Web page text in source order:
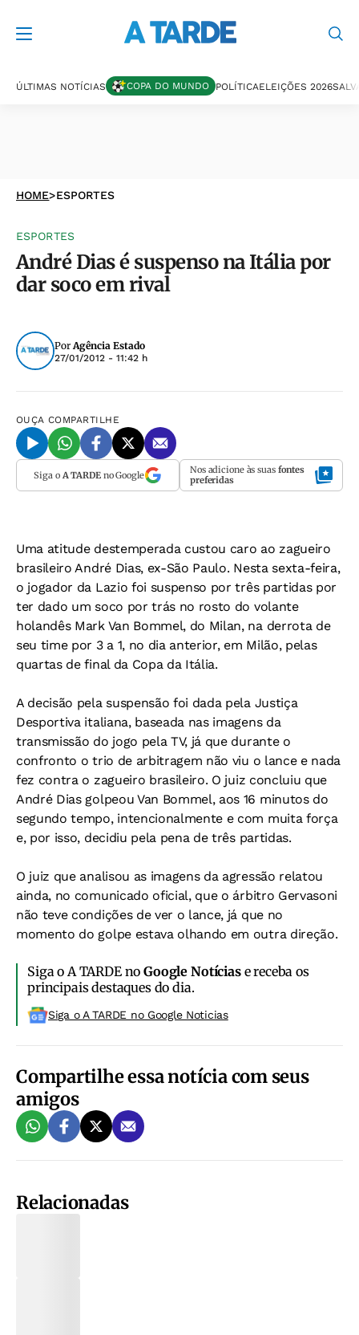
ÚLTIMAS NOTÍCIAS COPA DO MUNDO POLÍTICAELEIÇÕES 2026
HOME>ESPORTES
ESPORTES
André Dias é suspenso na Itália por
dar soco em rival
PorAgência Estado
27/01/2012 - 11:42 h
OUÇA COMPARTILHE
Siga o A TARDEno Google Nos adicione às suas fontes
preferidas
Uma atitude destemperada custou caro ao zagueiro
brasileiro André Dias, ex-São Paulo. Nesta sexta-feira,
o jogador da Lazio foi suspenso por três partidas por
ter dado um soco por trás no rosto do volante
holandês Mark Van Bommel, do Milan, na derrota de
seu time por 3 a 1, no dia anterior, em Milão, pelas
quartas de final da Copa da Itália.
A decisão pela suspensão foi dada pela Justiça
Desportiva italiana, baseada nas imagens da
transmissão do jogo pela TV, já que durante o
confronto o trio de arbitragem não viu o lance e nada
fez contra o zagueiro brasileiro. O juiz concluiu que
André Dias golpeou Van Bommel, aos 16 minutos do
segundo tempo, intencionalmente e com muita força
e, por isso, decidiu pela pena de três partidas.
O juiz que analisou as imagens da agressão relatou
ainda, no comunicado oficial, que o árbitro Gervasoni
não teve condições de ver o lance, já que no
momento do golpe estava olhando em outra direção.
Siga o A TARDE noGoogle Notíciase receba os
principais destaques do dia.
Siga o A TARDE no Google Noticias
Compartilhe essa notícia com seus
amigos
Relacionadas